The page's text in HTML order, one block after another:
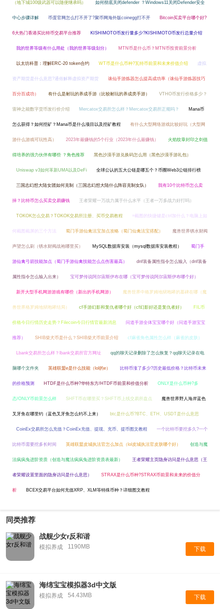
（地下城100级武器可以随便继承吗） 如何彻底关闭defender ？Windows11关闭Defender安全
中心步骤详解 币蛋官网怎么打不开了?聚币网海外版coinegg打不开 Bitcoin买卖平台哪个好?
6大热门香港买比特币交易平台推荐 KISHIMOTO币发行量多少?KISHIMOTO币发行总量介绍
我的世界等级有什么用处（我的世界等级划分） MTN币是什么币？MTN币投资前景分析
以太坊科普：理解ERC-20 token合约 WT币是什么币种?瓦特币前景和未来价值介绍 虚拟
资产期货是什么意思?通俗解释虚拟资产期货 诛仙手游炼器怎么提高成功率（诛仙手游炼器技巧
百分百成功） 有什么是耐玩的养成手游（比较耐玩的养成类手游） VTHO币发行价格多少？
雷神之能数字货币发行价介绍 Mercatox交易所怎么样？Mercatox交易所正规吗？ Mana币
怎么获得？如何挖矿？Mana币是什么项目以及挖矿教程 有什么大型网络游戏比较好玩（大型网
游什么游戏可玩性高） 2023年最赚钱的5个行业（2023年什么最赚钱） 火焰纹章封印之剑值
得培养的强力伙伴有哪些 ？角色推荐 黑色沙漠手游兑换码怎么用（黑色沙漠手游礼包）
Uniswap v3如何革新UMA以及DeFi 全球公认的五大公链是哪五个？币圈Web3公链排行榜
三国志幻想大陆女团如何克制（三国志幻想大陆什么阵容克制女队） 我有10个比特币怎么卖
掉？比特币怎么买卖交易赚钱 王者荣耀一万战力属于什么水平（王者一万多战力好打吗）
TOKOK怎么交易？TOKOK交易所注册、买币交易教程 =截图的快捷键是ctrl加什么？电脑上如
何截图截屏的三个方法 蜀门手游仙禽法宝加点攻略（蜀门仙禽法宝搭配） 魔兽世界锈水财阀
声望怎么刷（锈水财阀战袍哪里买） MySQL数据库安装（mysql数据库安装教程） 蜀门手
游仙禽弓箭技能加点（蜀门手游仙禽技能怎么点伤害最高） dnf装备属性指令怎么输入（dnf装备
属性指令怎么输入出来） 宝可梦传说阿尔宙斯伊布在哪（宝可梦传说阿尔宙斯伊布哪个好）
新开大型手机网游游戏有哪些（新出的手机网游） 魔兽世界中格罗姆地狱咆哮的墓碑在哪（魔
兽世界格罗姆地狱咆哮结局） cf手游幻影和复仇者哪个好（cf幻影好还是复仇者好） FIL币
价格今日行情历史走势？Filecoin今日行情官最新消息 问道手游全体宝宝哪个好（问道手游宝宝
推荐） SHIB柴犬币是什么？SHIB柴犬币前景介绍 cf麻雀角色属性怎么样（麻雀的皮肤）
Lbank交易所怎么样？lbank交易所官方网址 qq的聊天记录删除了怎么恢复？qq聊天记录在电
脑哪个文件夹 英雄联盟e是什么技能（lol的e） 比特币涨了多少?历史最低价格？比特币未来
的价格预测 HTDF是什么币种?华特东方/HTDF币前景和价值分析 ONLY是什么币种?多
态/ONLY币前景怎么样 SHFT币在哪里买？SHFT币上线交易所盘点 魔兽世界野人海岸蓝色
叉牙鱼在哪里钓（蓝色叉牙鱼怎么钓不上来） btc是什么币?BTC、ETH、USDT是什么意思
CoinEx交易所怎么充值？CoinEx充值、提现、充币、提币图文教程 一个比特币要挖多久?一个
比特币需要挖多长时间 英雄联盟皮城执法官怎么加点（lol皮城执法官皮肤哪个好） 创造与魔
法疯疯兔进阶资质（创造与魔法疯疯兔进阶资质表最新） 王者荣耀主页隐身访问是什么意思（王
者荣耀设置里面的隐身访问是什么意思） STRAX是什么币种?STRAX币前景和未来的价值分
析 BCEX交易平台如何充值XRP、XLM等特殊币种？详细图文教程
同类推荐
战舰少女r反和谐
模拟养成 1190MB 下载
海绵宝宝模拟器3d中文版
模拟养成 54.43MB 下载